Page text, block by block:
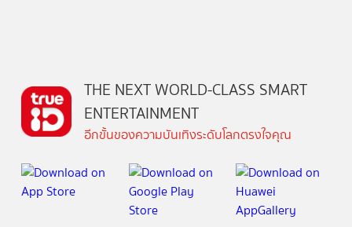
THE NEXT WORLD-CLASS SMART
ENTERTAINMENT
อีกขั้นของความบันเทิงระดับโลกตรงใจคุณ